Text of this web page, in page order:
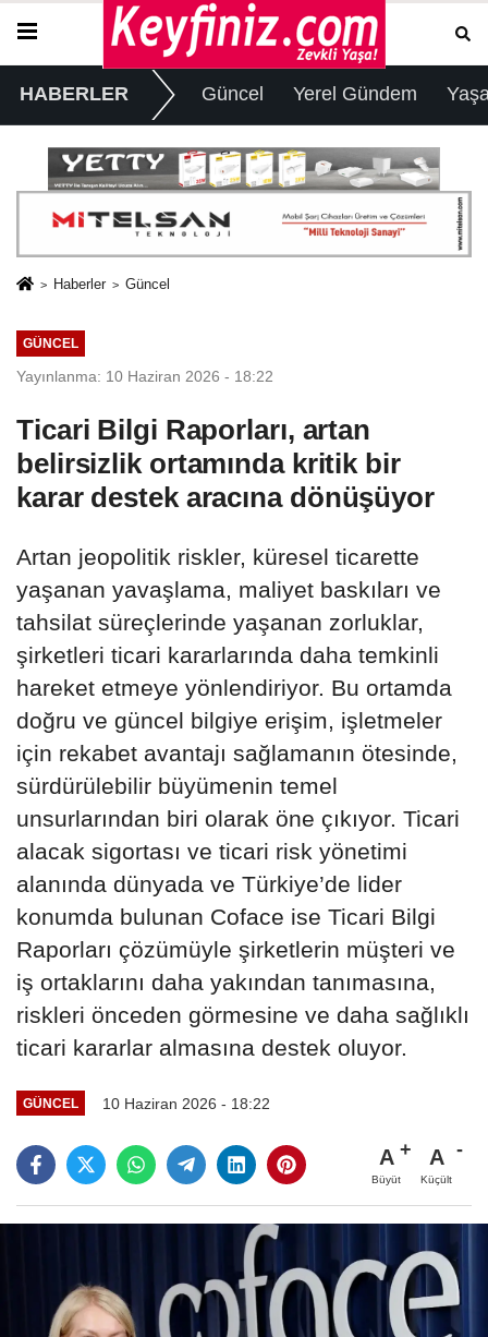
HABERLER Güncel Yerel Gündem
Haberler Güncel
GÜNCEL
Yayınlanma: 10 Haziran 2026 - 18:22
Ticari Bilgi Raporları, artan
belirsizlik ortamında kritik bir
karar destek aracına dönüşüyor
​​​​​​​Artan jeopolitik riskler, küresel ticarette
yaşanan yavaşlama, maliyet baskıları ve
tahsilat süreçlerinde yaşanan zorluklar,
şirketleri ticari kararlarında daha temkinli
hareket etmeye yönlendiriyor. Bu ortamda
doğru ve güncel bilgiye erişim, işletmeler
için rekabet avantajı sağlamanın ötesinde,
sürdürülebilir büyümenin temel
unsurlarından biri olarak öne çıkıyor. Ticari
alacak sigortası ve ticari risk yönetimi
alanında dünyada ve Türkiye’de lider
konumda bulunan Coface ise Ticari Bilgi
Raporları çözümüyle şirketlerin müşteri ve
iş ortaklarını daha yakından tanımasına,
riskleri önceden görmesine ve daha sağlıklı
ticari kararlar almasına destek oluyor.
GÜNCEL 10 Haziran 2026 - 18:22
A
Büyüt
A
Küçült